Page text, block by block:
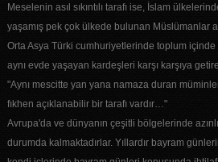
Meselenin asıl sıkıntılı tarafı ise, İslam
yaşamış pek çok ülkede bulunan Müslümanlar
Orta Asya Türki cumhuriyetlerinde toplum içinde
aynı evde yaşayan kardeşleri karşı karşıya
"Aynı mescitte yan yana namaza duran
fıkhen açıklanabilir bir tarafı vardır…"
Avrupa'da ve dünyanın çeşitli bölgelerinde
durumda kalmaktadırlar. Yıllardır bayram